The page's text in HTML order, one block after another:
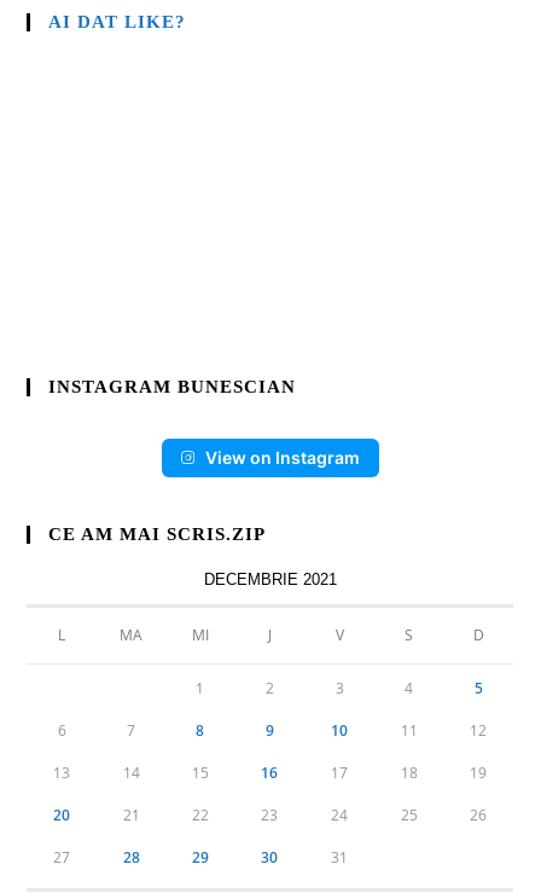
AI DAT LIKE?
INSTAGRAM BUNESCIAN
View on Instagram
CE AM MAI SCRIS.ZIP
DECEMBRIE 2021
L MA MI J V S D
1 2 3 4 5
6 7 8 9 10 11 12
13 14 15 16 17 18 19
20 21 22 23 24 25 26
27 28 29 30 31